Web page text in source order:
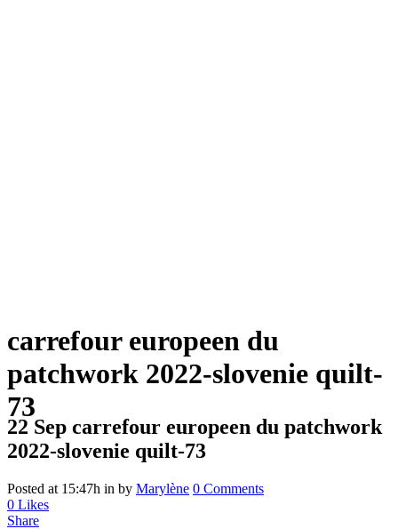
carrefour europeen du
patchwork 2022-slovenie quilt-
73
22 Sep carrefour europeen du patchwork
2022-slovenie quilt-73
Posted at 15:47h in by Marylène 0 Comments
0 Likes
Share